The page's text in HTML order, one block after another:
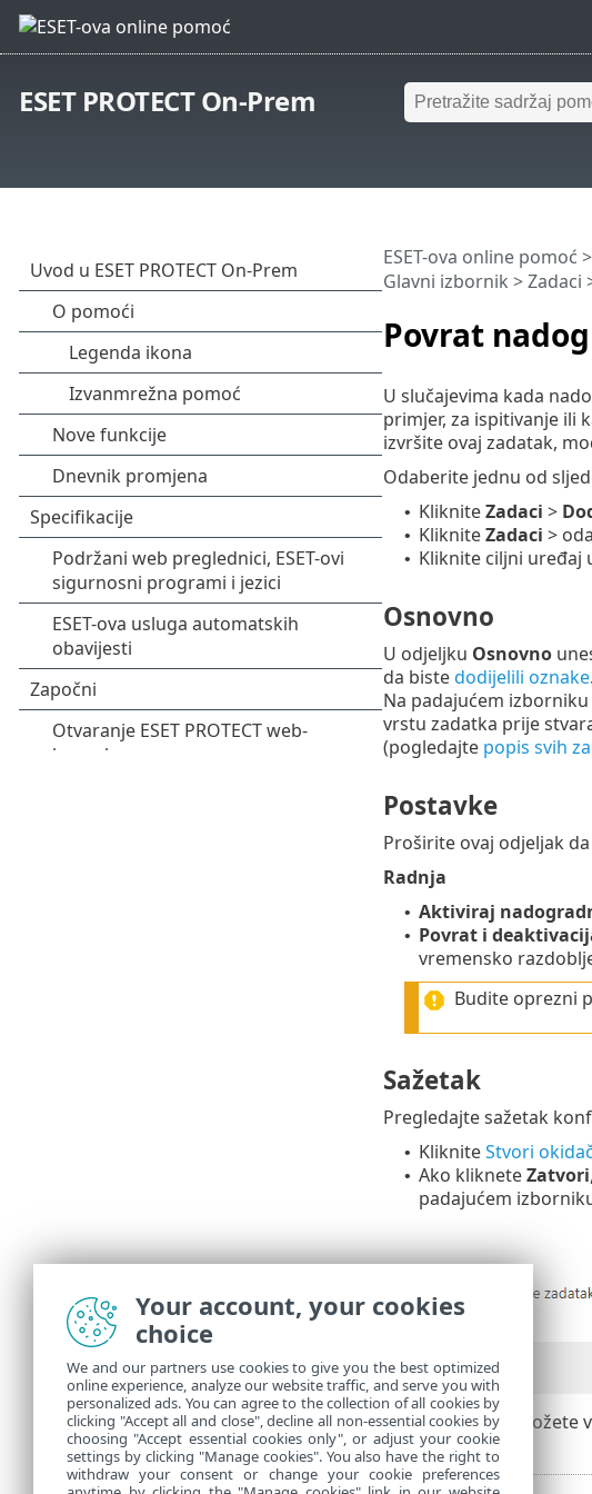
ESET PROTECT On-Prem
Povrat
ESET-ova online pomoć >
Glavni izbornik >Zadaci
U slučajevima kada
primjer, za ispitivanje ili
izvršite ovaj zadatak,
Odaberite jednu od
• KlikniteZadaci >
• KlikniteZadaci >
• Kliknite ciljni uređaj
Osnovno
U odjeljku Osnovno
da bistedodijelili oznake.
Na padajućem izborniku
vrstu zadatka prije
(pogledajte popis svih
Postavke
Proširite ovaj odjeljak
Radnja
• Aktiviraj
• Povrat i
vremensko
Budite oprezni
Sažetak
Pregledajte sažetak
• KlikniteStvori okidač
• Ako klikneteZatvori
padajućem
U stavciZadaci možete
Your account, your cookies
choice
We and our partners use cookies to give you the best optimized
online experience, analyze our website traffic, and serve you with
personalized ads. You can agree to the collection of all cookies by
clicking "Accept all and close", decline all non-essential cookies by
choosing "Accept essential cookies only", or adjust your cookie
settings by clicking "Manage cookies". You also have the right to
withdraw your consent or change your cookie preferences